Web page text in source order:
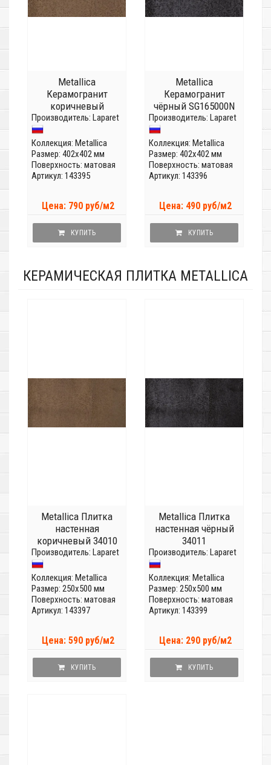
Metallica
Керамогранит
коричневый
SG165100N
Производитель: Laparet
Коллекция: Metallica
Размер: 402x402 мм
Поверхность: матовая
Артикул: 143395
Цена: 790 руб/м2
КУПИТЬ
Metallica
Керамогранит
чёрный SG165000N
Производитель: Laparet
Коллекция: Metallica
Размер: 402x402 мм
Поверхность: матовая
Артикул: 143396
Цена: 490 руб/м2
КУПИТЬ
КЕРАМИЧЕСКАЯ ПЛИТКА METALLICA
Metallica Плитка
настенная
коричневый 34010
Производитель: Laparet
Коллекция: Metallica
Размер: 250x500 мм
Поверхность: матовая
Артикул: 143397
Цена: 590 руб/м2
КУПИТЬ
Metallica Плитка
настенная чёрный
34011
Производитель: Laparet
Коллекция: Metallica
Размер: 250x500 мм
Поверхность: матовая
Артикул: 143399
Цена: 290 руб/м2
КУПИТЬ